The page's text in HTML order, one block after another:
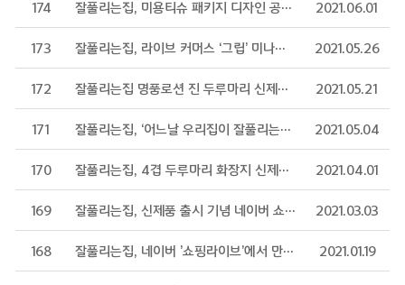
174 잘풀리는집, 미용티슈 패키지 디자인 공모전 진행 2021.06.01
173 잘풀리는집, 라이브 커머스 ‘그립’ 미나과 브랜드 기획전 진행 2021.05.26
172 잘풀리는집 명품로션 진 두루마리 신제품 런칭 2021.05.21
171 잘풀리는집, ‘어느날 우리집이 잘풀리는집이 되었다’ 마음방역 광고 화제 2021.05.04
170 잘풀리는집, 4겹 두루마리 화장지 신제품 출시 2021.04.01
169 잘풀리는집, 신제품 출시 기념 네이버 쇼핑라이브 진행 2021.03.03
168 잘풀리는집, 네이버 ’쇼핑라이브’에서 만나요 2021.01.19